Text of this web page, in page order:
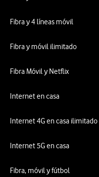
Fibra y 4 líneas móvil
Fibra y móvil ilimitado
Fibra Móvil y Netflix
Internet en casa
Internet 4G en casa ilimitado
Internet 5G en casa
Fibra, móvil y fútbol